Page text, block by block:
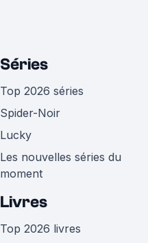
Séries
Top 2026 séries
Spider-Noir
Lucky
Les nouvelles séries du
moment
Livres
Top 2026 livres